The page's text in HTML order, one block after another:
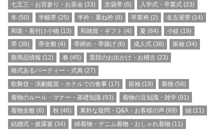
七五三・お宮参り・お茶会 (33) 京袋帯(6) 入学式・卒業式(23)
冬 (50) 半幅帯(25) 半衿・重ね衿 (8) 卒業袴 (2) 名古屋帯 (14)
和装・着付け小物 (13) 和雑貨・ギフト (4) 夏 (84) 小紋 (19)
帯 (38) 帯全般(4) 帯締め・帯揚げ(6) 成人式 (38) 振袖 (34)
新商品情報 (12) 春 (45) 普段のお出かけ・お稽古(23)
格式あるパーティー・式典 (27)
歌舞伎・演劇鑑賞・ホテルでの食事 (17) 留袖 (19) 着物 (58)
着物のルール・マナー・基礎知識 (93) 着物の豆知識・雑学(91)
着物全般 (6) 秋 (46) 素朴な疑問・Q&A・お客様の声(69) 紬 (11)
結婚式・披露宴 (34) 綿着物・デニム着物・おしゃれ着物 (11)